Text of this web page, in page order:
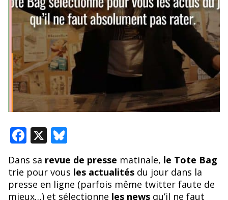
F
e
b
X Bl
u
e
sk
Dans sa revue de presse matinale, le Tote Bag
trie pour vous les actualitésdu jour dans la
presse en ligne (parfois même twitter faute de
mieux…) et sélectionne les newsqu’il ne faut